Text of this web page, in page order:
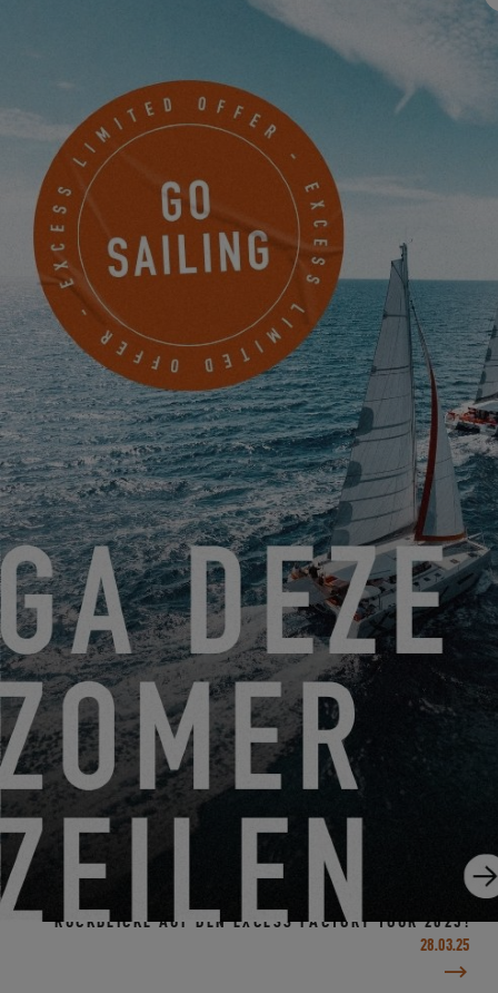
zu sehen. Wenden Sie sich an Ihren Händler,
um unser neues Modell bei dieser Gelegenheit zu besichtigen!
Um dieses Video ansehen zu können,
müssen Sie zunächst die Verwendung der
Funktionelle Cookies akzeptieren.
PARAMÈTRES
BEFORE THE BIG SPLASH #1 – LE MATAGE DE L’EXCESS
13
07.04.25
RÜCKBLICKE AUF DEN EXCESS FACTORY TOUR 2025!
28.03.25